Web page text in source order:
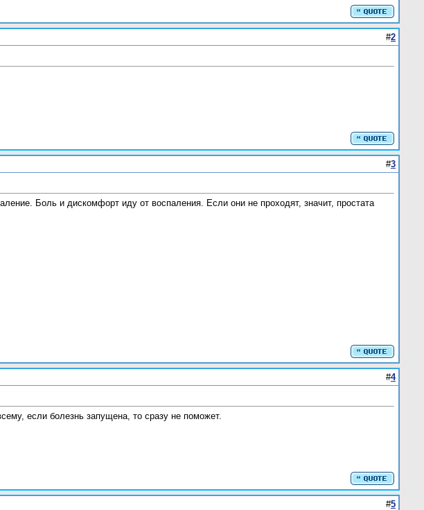
#2
#3
Боль и дискомфорт иду от воспаления. Если они не проходят, значит, простата
#4
если болезнь запущена, то сразу не поможет.
#5